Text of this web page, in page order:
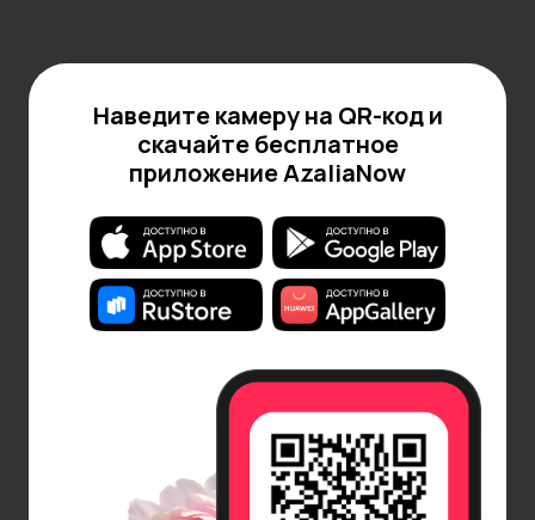
Наведите камеру на QR-код и
скачайте бесплатное
приложение AzaliaNow